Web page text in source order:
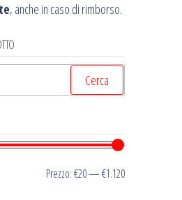
, anche in caso di rimborso.
Prezzo
Prezzo
Prezzo:€20—€1.120